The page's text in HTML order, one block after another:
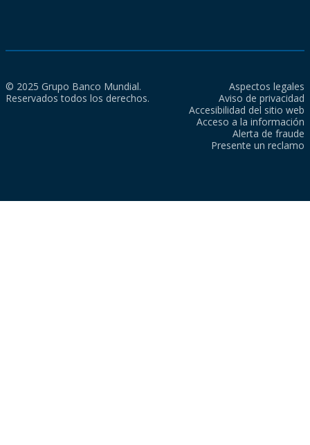
© 2025 Grupo Banco Mundial.
Reservados todos los derechos.
Aspectos legales
Aviso de privacidad
Accesibilidad del sitio web
Acceso a la información
Alerta de fraude
Presente un reclamo